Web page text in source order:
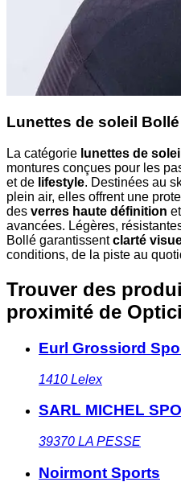
Lunettes de soleil Bollé
La catégorie lunettes de
montures conçues pour les
et de lifestyle. Destinées au
plein air, elles offrent une
des verres haute définition
avancées. Légères,
Bollé garantissentclarté
conditions, de la piste au
Trouver des
proximité de
Eurl Grossiord
1410 Lelex
SARL MICHEL
39370 LA PESSE
Noirmont Sports